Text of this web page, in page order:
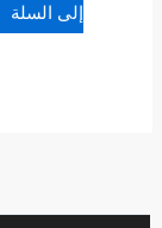
إلى السلة